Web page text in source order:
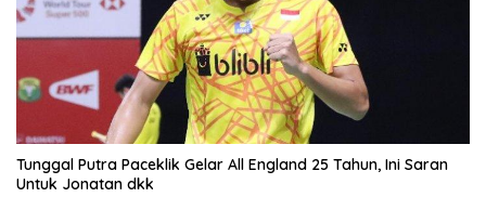
Tunggal Putra Paceklik Gelar All England 25 Tahun, Ini Saran
Untuk Jonatan dkk